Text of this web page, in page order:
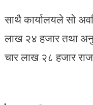
साथै कार्यालयले सो
लाख २४ हजार तथा
चार लाख २८ हजार